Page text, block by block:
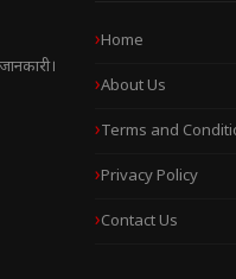
Home
About Us
Terms and
Privacy Policy
Contact Us